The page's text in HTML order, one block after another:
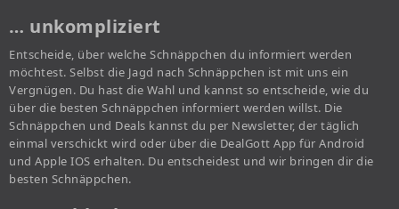
… unkompliziert
Entscheide, über welche Schnäppchen du informiert werden
möchtest. Selbst die Jagd nach Schnäppchen ist mit uns ein
Vergnügen. Du hast die Wahl und kannst so entscheide, wie du
über die besten Schnäppchen informiert werden willst. Die
Schnäppchen und Deals kannst du per Newsletter, der täglich
einmal verschickt wird oder über die DealGott App für Android
und Apple IOS erhalten. Du entscheidest und wir bringen dir die
besten Schnäppchen.